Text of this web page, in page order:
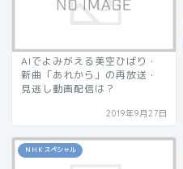
AIでよみがえる美空ひばり・
新曲「あれから」の再放送・
見逃し動画配信は？
2019年9月27日
ＮＨＫスペシャル